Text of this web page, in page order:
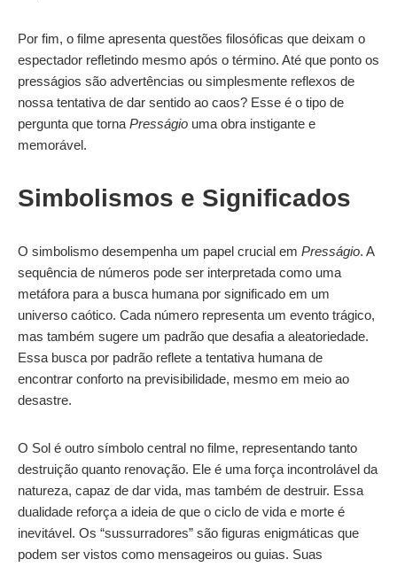
Por fim, o filme apresenta questões filosóficas que deixam o
espectador refletindo mesmo após o término. Até que ponto os
presságios são advertências ou simplesmente reflexos de
nossa tentativa de dar sentido ao caos? Esse é o tipo de
pergunta que torna Presságio uma obra instigante e
memorável.
Simbolismos e Significados
O simbolismo desempenha um papel crucial em Presságio. A
sequência de números pode ser interpretada como uma
metáfora para a busca humana por significado em um
universo caótico. Cada número representa um evento trágico,
mas também sugere um padrão que desafia a aleatoriedade.
Essa busca por padrão reflete a tentativa humana de
encontrar conforto na previsibilidade, mesmo em meio ao
desastre.
O Sol é outro símbolo central no filme, representando tanto
destruição quanto renovação. Ele é uma força incontrolável da
natureza, capaz de dar vida, mas também de destruir. Essa
dualidade reforça a ideia de que o ciclo de vida e morte é
inevitável. Os “sussurradores” são figuras enigmáticas que
podem ser vistos como mensageiros ou guias. Suas